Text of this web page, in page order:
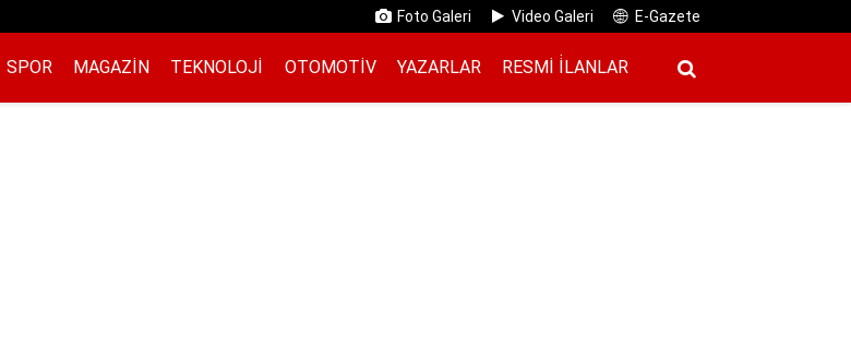
Foto Galeri Video Galeri E-Gazete
SPOR MAGAZIN TEKNOLOJI OTOMOTIV YAZARLAR RESMI İ̇LANLAR